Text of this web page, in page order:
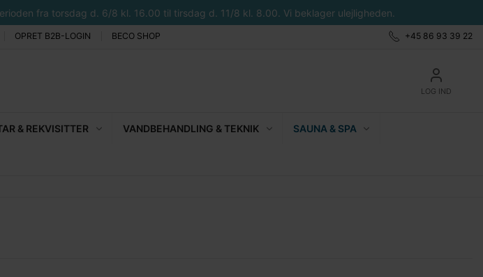
fra torsdag d. 6/8 kl. 16.00 til tirsdag d. 11/8 kl. 8.00. Vi beklager ulejligheden.
OPRET B2B-LOGIN BECO SHOP +45 86 93 39 22
LOG IND
& REKVISITTER VANDBEHANDLING & TEKNIK SAUNA & SPA